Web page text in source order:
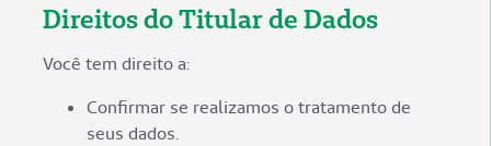
Direitos do Titular de Dados
Você tem direito a:
Confirmar se realizamos o tratamento de
seus dados.